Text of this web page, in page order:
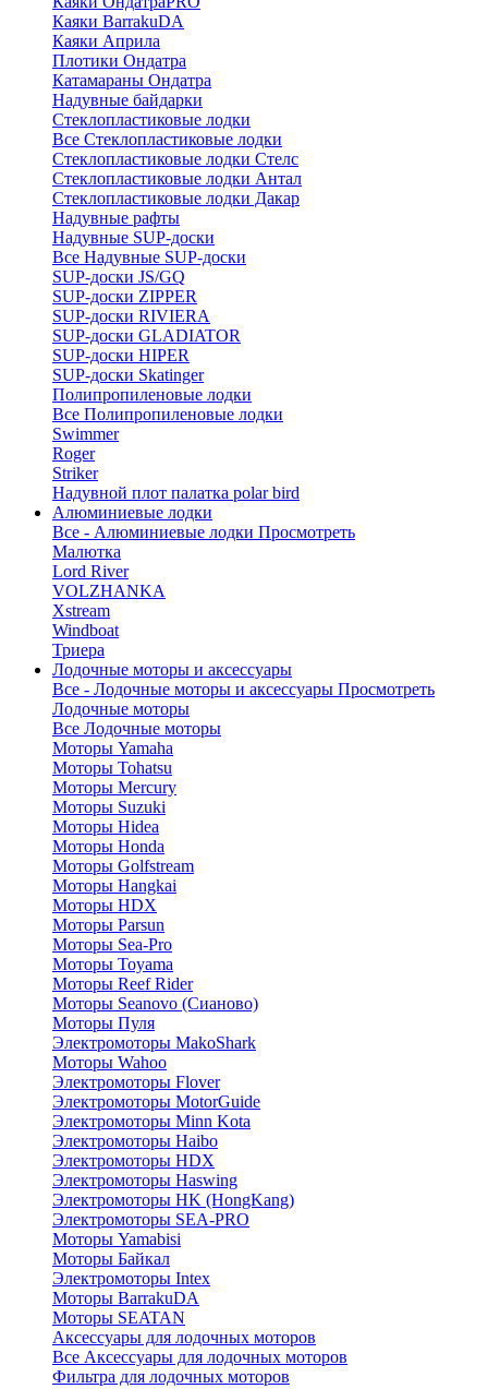
Каяки BarrakuDA
Каяки Априла
Плотики Ондатра
Катамараны Ондатра
Надувные байдарки
Стеклопластиковые лодки
Все Стеклопластиковые лодки
Стеклопластиковые лодки Стелс
Стеклопластиковые лодки Антал
Стеклопластиковые лодки Дакар
Надувные рафты
Надувные SUP-доски
Все Надувные SUP-доски
SUP-доски JS/GQ
SUP-доски ZIPPER
SUP-доски RIVIERA
SUP-доски GLADIATOR
SUP-доски HIPER
SUP-доски Skatinger
Полипропиленовые лодки
Все Полипропиленовые лодки
Swimmer
Roger
Striker
Надувной плот палатка polar bird
Алюминиевые лодки
Все - Алюминиевые лодки Просмотреть
Малютка
Lord River
VOLZHANKA
Xstream
Windboat
Триера
Лодочные моторы и аксессуары
Все - Лодочные моторы и аксессуары Просмотреть
Лодочные моторы
Все Лодочные моторы
Моторы Yamaha
Моторы Tohatsu
Моторы Mercury
Моторы Suzuki
Моторы Hidea
Моторы Honda
Моторы Golfstream
Моторы Hangkai
Моторы HDX
Моторы Parsun
Моторы Sea-Pro
Моторы Toyama
Моторы Reef Rider
Моторы Seanovo (Сианово)
Моторы Пуля
Электромоторы MakoShark
Моторы Wahoo
Электромоторы Flover
Электромоторы MotorGuide
Электромоторы Minn Kota
Электромоторы Haibo
Электромоторы HDX
Электромоторы Haswing
Электромоторы HK (HongKang)
Электромоторы SEA-PRO
Моторы Yamabisi
Моторы Байкал
Электромоторы Intex
Моторы BarrakuDA
Моторы SEATAN
Аксессуары для лодочных моторов
Все Аксессуары для лодочных моторов
Фильтра для лодочных моторов